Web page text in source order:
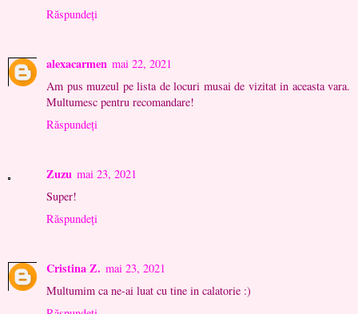
Răspundeți
alexacarmen mai 22, 2021
Am pus muzeul pe lista de locuri musai de vizitat in aceasta vara.
Multumesc pentru recomandare!
Răspundeți
Zuzu mai 23, 2021
Super!
Răspundeți
Cristina Z. mai 23, 2021
Multumim ca ne-ai luat cu tine in calatorie :)